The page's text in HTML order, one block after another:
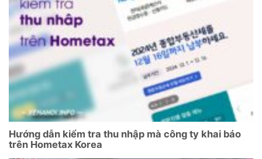
Hướng dẫn kiểm tra thu nhập mà công ty khai báo
trên Hometax Korea